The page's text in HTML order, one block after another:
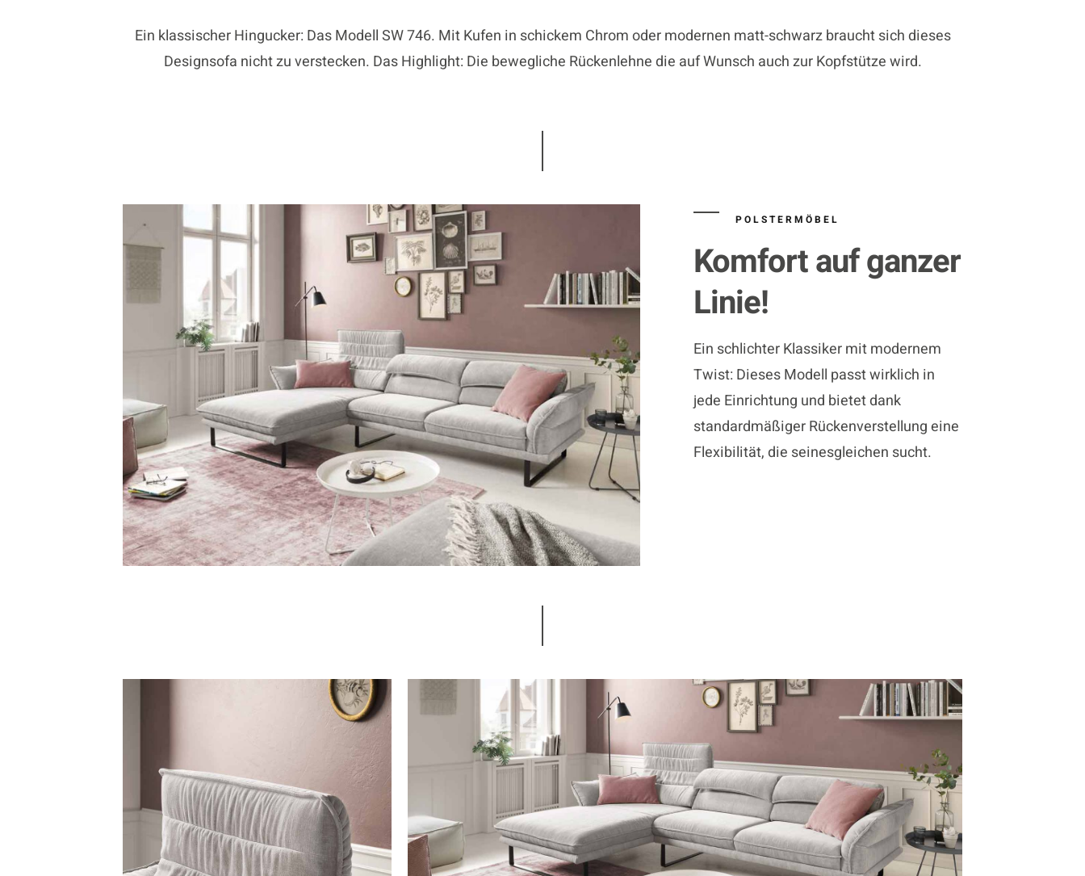
Ein klassischer Hingucker: Das Modell SW 746. Mit Kufen in schickem Chrom oder modernen matt-schwarz braucht sich dieses
Designsofa nicht zu verstecken. Das Highlight: Die bewegliche Rückenlehne die auf Wunsch auch zur Kopfstütze wird.
POLSTERMÖBEL
Komfort auf ganzer
Linie!
Ein schlichter Klassiker mit modernem
Twist: Dieses Modell passt wirklich in
jede Einrichtung und bietet dank
standardmäßiger Rückenverstellung eine
Flexibilität, die seinesgleichen sucht.